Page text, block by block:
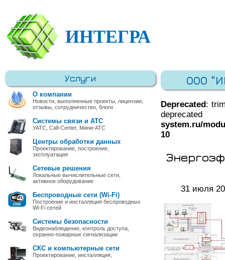
ИНТЕГРА
Услуги
О компании
Новости, выполненные проекты, лицензии,
отзывы, сотрудничество, блоги
Системы связи и АТС
УАТС, Call-Center, Мини-АТС
Центры обработки данных
Проектирование, построение,
эксплуатация
Сетевые решения
Локальные вычислительные сети,
активное оборудование
Беспроводные сети (Wi-Fi)
Построение и инсталляция беспроводных
Wi-Fi сетей
Системы безопасности
Видеонаблюдение, контроль доступа,
охранно-пожарные сигнализации
СКС и компьютерные сети
Проектирование, инсталляция,
ООО
Deprecated:
system.ru/
10
31 июля